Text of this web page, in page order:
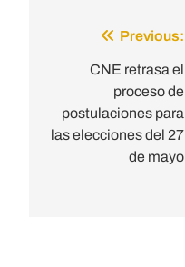
navigation
Previous:
CNE retrasa el
proceso de
postulaciones para
las elecciones del 27
de mayo